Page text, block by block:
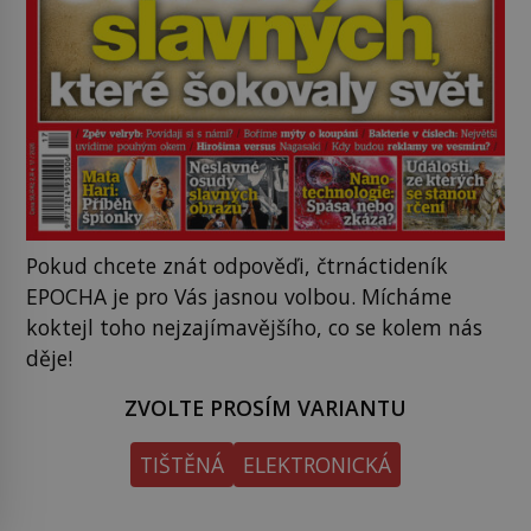
Pokud chcete znát odpověďi, čtrnáctideník
EPOCHA je pro Vás jasnou volbou. Mícháme
koktejl toho nejzajímavějšího, co se kolem nás
děje!
ZVOLTE PROSÍM VARIANTU
TIŠTĚNÁ
ELEKTRONICKÁ